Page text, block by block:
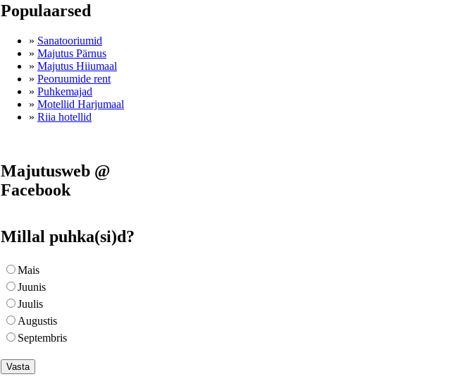
Populaarsed
» Sanatooriumid
» Majutus Pärnus
» Majutus Hiiumaal
» Peoruumide rent
» Puhkemajad
» Motellid Harjumaal
» Riia hotellid
Majutusweb @
Facebook
Millal puhka(si)d?
Mais
Juunis
Juulis
Augustis
Septembris